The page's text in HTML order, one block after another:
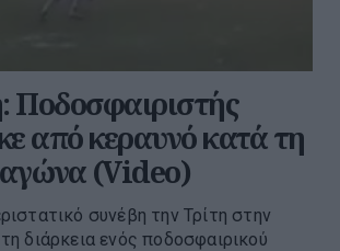
Ποδοσφαιριστής
από κεραυνό κατά τη
αγώνα (Video)
συνέβη την Τρίτη στην
διάρκεια ενός ποδοσφαιρικού